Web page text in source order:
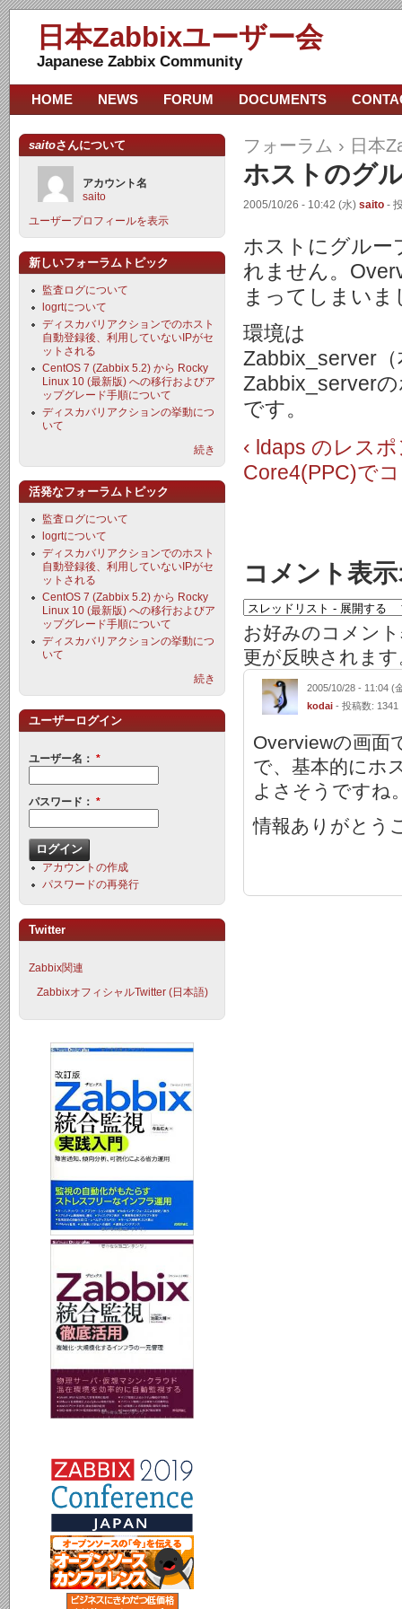
日本Zabbixユーザー会
Japanese Zabbix Community
フォーラム › 日本
ホストのグ
2005/10/26 - 10:42 (水) saito -
ホストにグルー
れません。
まってしまいま
環境は
Zabbix_server
Zabbix_server
です。
‹ ldaps のレス
Core4(PPC)で
コメント表
お好みのコメン
更が反映されます
2005/10/28 - 11:04 (
kodai - 投稿数: 1341
Overviewの画面
で、基本的にホ
よさそうですね
情報ありがとう
HOME NEWS FORUM DOCUMENTS
saitoさんについて
アカウント名
saito
ユーザープロフィールを表示
新しいフォーラムトピック
監査ログについて
logrtについて
ディスカバリアクションでのホスト
自動登録後、利用していないIPがセ
ットされる
CentOS 7 (Zabbix 5.2) から Rocky
Linux 10 (最新版) への移行およびア
ップグレード手順について
ディスカバリアクションの挙動につ
いて
続き
活発なフォーラムトピック
監査ログについて
logrtについて
ディスカバリアクションでのホスト
自動登録後、利用していないIPがセ
ットされる
CentOS 7 (Zabbix 5.2) から Rocky
Linux 10 (最新版) への移行およびア
ップグレード手順について
ディスカバリアクションの挙動につ
いて
続き
ユーザーログイン
ユーザー名： *
パスワード： *
アカウントの作成
パスワードの再発行
Twitter
Zabbix関連
ZabbixオフィシャルTwitter (日本語)